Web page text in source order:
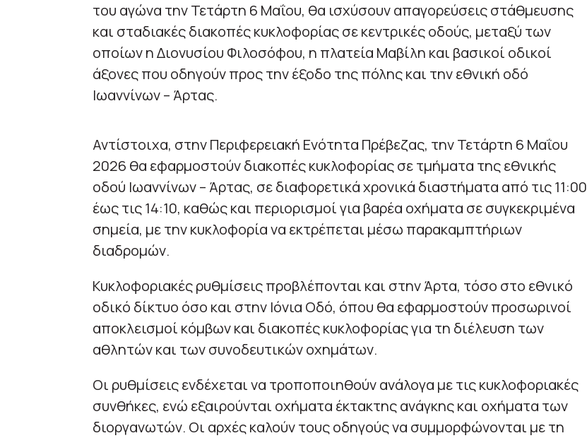
του αγώνα την Τετάρτη 6 Μαΐου, θα ισχύσουν απαγορεύσεις στάθμευσης
και σταδιακές διακοπές κυκλοφορίας σε κεντρικές οδούς, μεταξύ των
οποίων η Διονυσίου Φιλοσόφου, η πλατεία Μαβίλη και βασικοί οδικοί
άξονες που οδηγούν προς την έξοδο της πόλης και την εθνική οδό
Ιωαννίνων – Άρτας.
Αντίστοιχα, στην Περιφερειακή Ενότητα Πρέβεζας, την Τετάρτη 6 Μαΐου
2026 θα εφαρμοστούν διακοπές κυκλοφορίας σε τμήματα της εθνικής
οδού Ιωαννίνων – Άρτας, σε διαφορετικά χρονικά διαστήματα από τις 11:00
έως τις 14:10, καθώς και περιορισμοί για βαρέα οχήματα σε συγκεκριμένα
σημεία, με την κυκλοφορία να εκτρέπεται μέσω παρακαμπτήριων
διαδρομών.
Κυκλοφοριακές ρυθμίσεις προβλέπονται και στην Άρτα, τόσο στο εθνικό
οδικό δίκτυο όσο και στην Ιόνια Οδό, όπου θα εφαρμοστούν προσωρινοί
αποκλεισμοί κόμβων και διακοπές κυκλοφορίας για τη διέλευση των
αθλητών και των συνοδευτικών οχημάτων.
Οι ρυθμίσεις ενδέχεται να τροποποιηθούν ανάλογα με τις κυκλοφοριακές
συνθήκες, ενώ εξαιρούνται οχήματα έκτακτης ανάγκης και οχήματα των
διοργανωτών. Οι αρχές καλούν τους οδηγούς να συμμορφώνονται με τη